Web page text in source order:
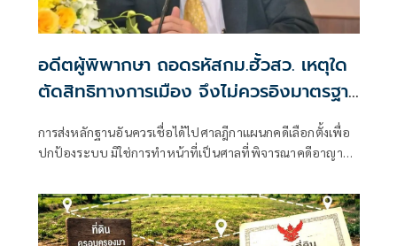
อดีตผู้พิพากษา ถอดรหัสกม.ฮั้วสว. เหตุใด
ตัดสิทธิทางการเมือง จึงไม่ควรอิงมาตรฐาน
เดียวกับคดีอาญา
การส่งหลักฐานอันควรเชื่อได้ไปศาลฎีกาแผนกคดีเลือกตั้งเพื่อ
ปกป้องระบบ มิใช่การทำหน้าที่เป็นศาลที่พิจารณาคดีอาญา